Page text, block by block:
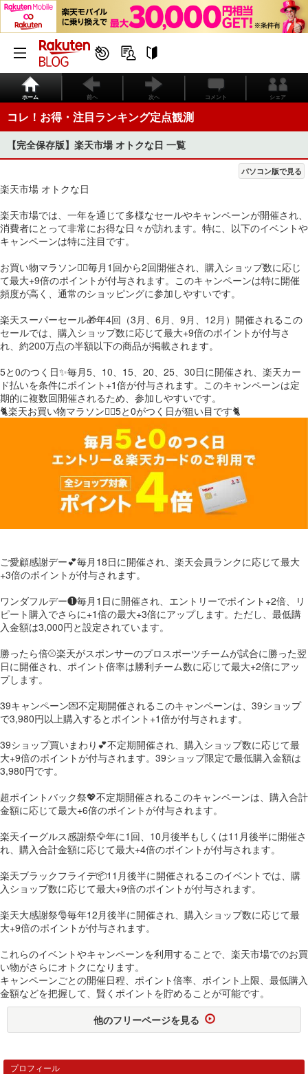
ホーム 前へ 次へ コメント シェア
コレ！お得・注目ランキング定点観測
【完全保存版】楽天市場 オトクな日 一覧
パソコン版で見る
楽天市場 オトクな日
楽天市場では、一年を通じて多様なセールやキャンペーンが開催され、
消費者にとって非常にお得な日々が訪れます。特に、以下のイベントや
キャンペーンは特に注目です。
お買い物マラソン🏃‍♂️毎月1回から2回開催され、購入ショップ数に応じ
て最大+9倍のポイントが付与されます。このキャンペーンは特に開催
頻度が高く、通常のショッピングに参加しやすいです。
楽天スーパーセール🎁年4回（3月、6月、9月、12月）開催されるこの
セールでは、購入ショップ数に応じて最大+9倍のポイントが付与さ
れ、約200万点の半額以下の商品が掲載されます。
5と0のつく日✨毎月5、10、15、20、25、30日に開催され、楽天カー
ド払いを条件にポイント+1倍が付与されます。このキャンペーンは定
期的に複数回開催されるため、参加しやすいです。
🐈楽天お買い物マラソン🏃‍♂️5と0がつく日が狙い目です🐈
ご愛顧感謝デー💕毎月18日に開催され、楽天会員ランクに応じて最大
+3倍のポイントが付与されます。
ワンダフルデー❶毎月1日に開催され、エントリーでポイント+2倍、リ
ピート購入でさらに+1倍の最大+3倍にアップします。ただし、最低購
入金額は3,000円と設定されています。
勝ったら倍⚾️楽天がスポンサーのプロスポーツチームが試合に勝った翌
日に開催され、ポイント倍率は勝利チーム数に応じて最大+2倍にアッ
プします。
39キャンペーン💌不定期開催されるこのキャンペーンは、39ショップ
で3,980円以上購入するとポイント+1倍が付与されます。
39ショップ買いまわり💕不定期開催され、購入ショップ数に応じて最
大+9倍のポイントが付与されます。39ショップ限定で最低購入金額は
3,980円です。
超ポイントバック祭💖不定期開催されるこのキャンペーンは、購入合計
金額に応じて最大+6倍のポイントが付与されます。
楽天イーグルス感謝祭🦅年に1回、10月後半もしくは11月後半に開催さ
れ、購入合計金額に応じて最大+4倍のポイントが付与されます。
楽天ブラックフライデ📦11月後半に開催されるこのイベントでは、購
入ショップ数に応じて最大+9倍のポイントが付与されます。
楽天大感謝祭🎅毎年12月後半に開催され、購入ショップ数に応じて最
大+9倍のポイントが付与されます。
これらのイベントやキャンペーンを利用することで、楽天市場でのお買
い物がさらにオトクになります。
キャンペーンごとの開催日程、ポイント倍率、ポイント上限、最低購入
金額などを把握して、賢くポイントを貯めることが可能です。
他のフリーページを見る
プロフィール